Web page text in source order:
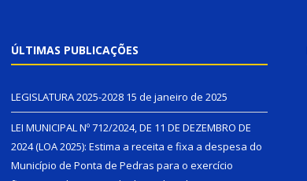
ÚLTIMAS PUBLICAÇÕES
LEGISLATURA 2025-2028 15 de janeiro de 2025
LEI MUNICIPAL Nº 712/2024, DE 11 DE DEZEMBRO DE
2024 (LOA 2025): Estima a receita e fixa a despesa do
Município de Ponta de Pedras para o exercício